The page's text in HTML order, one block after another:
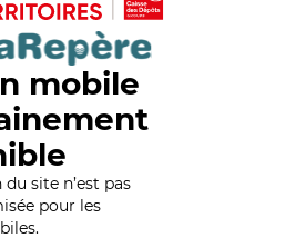
mobile
site n’est pas
pour les